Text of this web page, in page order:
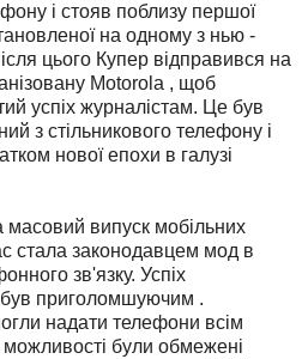
і стояв поблизу першої
на одному з нью -
цього Купер відправився на
Motorola , щоб
успіх журналістам. Це був
з стільникового телефону і
нової епохи в галузі
випуск мобільних
стала законодавцем мод в
зв'язку. Успіх
був приголомшуючим .
надати телефони всім
були обмежені